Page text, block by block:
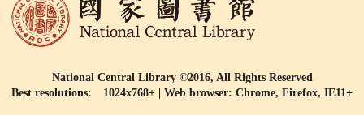
National Central Library ©2016, All Rights Reserved
Best resolutions: 1024x768+ | Web browser: Chrome, Firefox, IE11+